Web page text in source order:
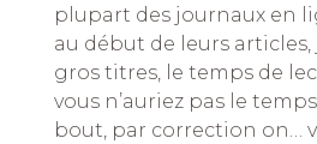
plupart des journaux en
au début de leurs articles,
gros titres, le temps de
vous n’auriez pas le temps
bout, par correction on…